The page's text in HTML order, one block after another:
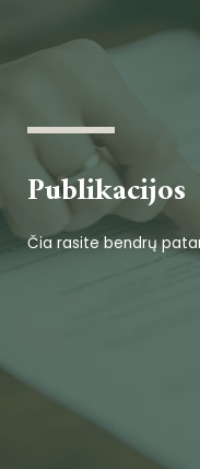
Publikacijos
Čia rasite bendrų